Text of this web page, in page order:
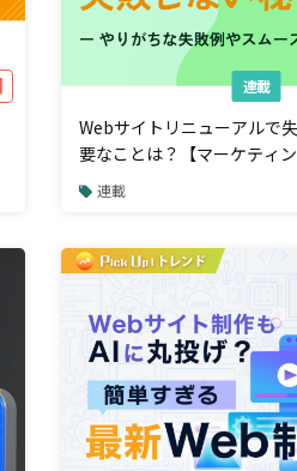
連載
Webサイトリニューアルで
要なことは？【マーケティン
連載